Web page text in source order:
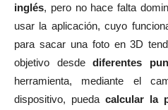
inglés, pero no hace falta
usar la aplicación, cuyo
para sacar una foto en 3D
objetivo desdediferentes
herramienta, mediante el
dispositivo, pueda calcular la